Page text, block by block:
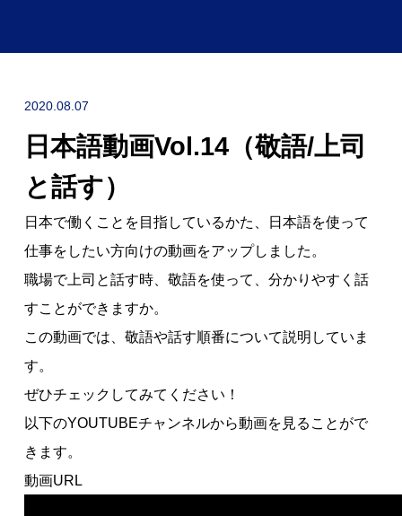
NEWS
採用情報
RECRUIT
お問い合わせ
2020.08.07
日本語動画Vol.14（敬語/上司
と話す）
日本で働くことを目指しているかた、日本語を使って
仕事をしたい方向けの動画をアップしました。
職場で上司と話す時、敬語を使って、分かりやすく話
すことができますか。
この動画では、敬語や話す順番について説明していま
す。
ぜひチェックしてみてください！
以下のYOUTUBEチャンネルから動画を見ることがで
きます。
動画URL